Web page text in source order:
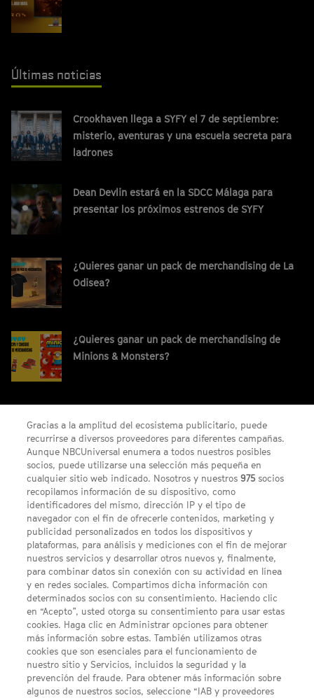
Últimas noticias
Crookhaven llega a SYFY el 7 de septiembre:
misterio, aventuras y una escuela secreta para
ladrones
Dean Devlin estará en la SDCC Málaga para
presentar los próximos estrenos de SYFY
¿Quieres ganar un pack de merchandising de La
Odisea?
¿Quieres ganar un pack de merchandising de
Minions & Monsters?
Síguenos
FACEBOOK
TWITTER
YOUTUBEINSTAGRAM
ENLACES DE INTERÉS
Acerca de SYFY
Condiciones Generales de Uso
Opciones de Anuncios
Política de privacidad
Gracias a la amplitud del ecosistema publicitario, puede
recurrirse a diversos proveedores para diferentes campañas.
Aunque NBCUniversal enumera a todos nuestros posibles
socios, puede utilizarse una selección más pequeña en
cualquier sitio web indicado. Nosotros y nuestros975 socios
recopilamos información de su dispositivo, como
identificadores del mismo, dirección IP y el tipo de
navegador con el fin de ofrecerle contenidos, marketing y
publicidad personalizados en todos los dispositivos y
plataformas, para análisis y mediciones con el fin de mejorar
nuestros servicios y desarrollar otros nuevos y, finalmente,
para combinar datos sin conexión con su actividad en línea
y en redes sociales. Compartimos dicha información con
determinados socios con su consentimiento. Haciendo clic
en “Acepto”, usted otorga su consentimiento para usar estas
cookies. Haga clic en Administrar opciones para obtener
más información sobre estas. También utilizamos otras
cookies que son esenciales para el funcionamiento de
nuestro sitio y Servicios, incluidos la seguridad y la
prevención del fraude. Para obtener más información sobre
algunos de nuestros socios, seleccione “IAB y proveedores